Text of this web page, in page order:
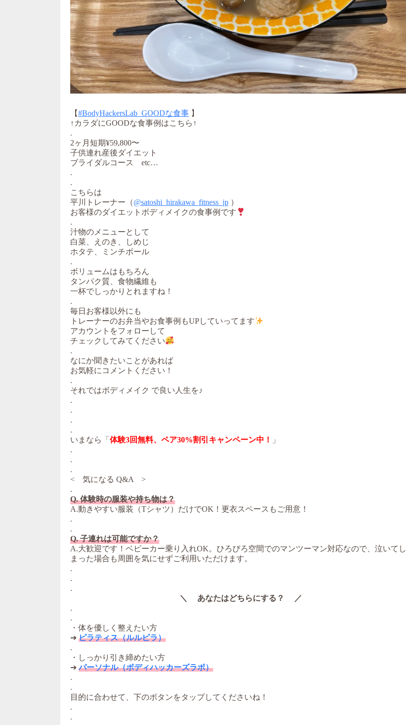
【#BodyHackersLab_GOODな食事 】
↑カラダにGOODな食事例はこちら↑
.
2ヶ月短期¥59,800〜
子供連れ産後ダイエット
ブライダルコース etc…
.
.
こちらは
平川トレーナー（@satoshi_hirakawa_fitness_jp ）
お客様のダイエットボディメイクの食事例です
.
汁物のメニューとして
白菜、えのき、しめじ
ホタテ、ミンチボール
.
ボリュームはもちろん
タンパク質、食物繊維も
一杯でしっかりとれますね！
.
毎日お客様以外にも
トレーナーのお弁当やお食事例もUPしていってます
アカウントをフォローして
チェックしてみてください
.
なにか聞きたいことがあれば
お気軽にコメントください！
.
それではボディメイク で良い人生を♪
.
.
.
.
いまなら「 体験3回無料、ペア30%割引キャンペーン中！
」
.
.
.
< 気になる Q&A >
.
Q. 体験時の服装や持ち物は？
A.動きやすい服装（Tシャツ）だけでOK！更衣スペースもご用意！
.
.
Q. 子連れは可能ですか？
A.大歓迎です！ベビーカー乗り入れOK。ひろびろ空間でのマンツーマン対応なので、泣いてし
まった場合も周囲を気にせずご利用いただけます。
.
.
.
＼ あなたはどちらにする？ ／
.
.
・体を優しく整えたい方
➔ ピラティス（ルルピラ）
.
・しっかり引き締めたい方
➔パーソナル（ボディハッカーズラボ）
.
.
目的に合わせて、下のボタンをタップしてくださいね！
.
.